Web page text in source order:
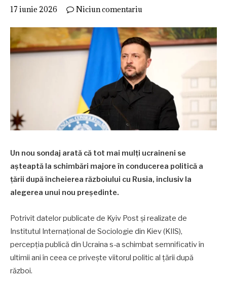
17 iunie 2026 Niciun comentariu
Un nou sondaj arată că tot mai mulți ucraineni se
așteaptă la schimbări majore în conducerea politică a
țării după încheierea războiului cu Rusia, inclusiv la
alegerea unui nou președinte.
Potrivit datelor publicate de Kyiv Post și realizate de
Institutul Internațional de Sociologie din Kiev (KIIS),
percepția publică din Ucraina s-a schimbat semnificativ în
ultimii ani în ceea ce privește viitorul politic al țării după
război.